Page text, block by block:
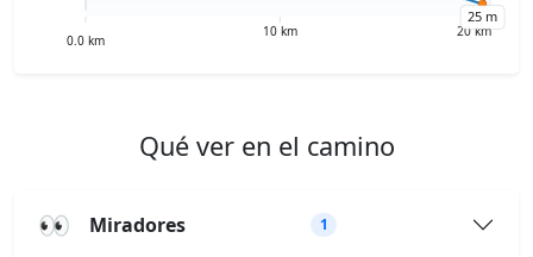
Qué ver en el camino
👀 Miradores 1